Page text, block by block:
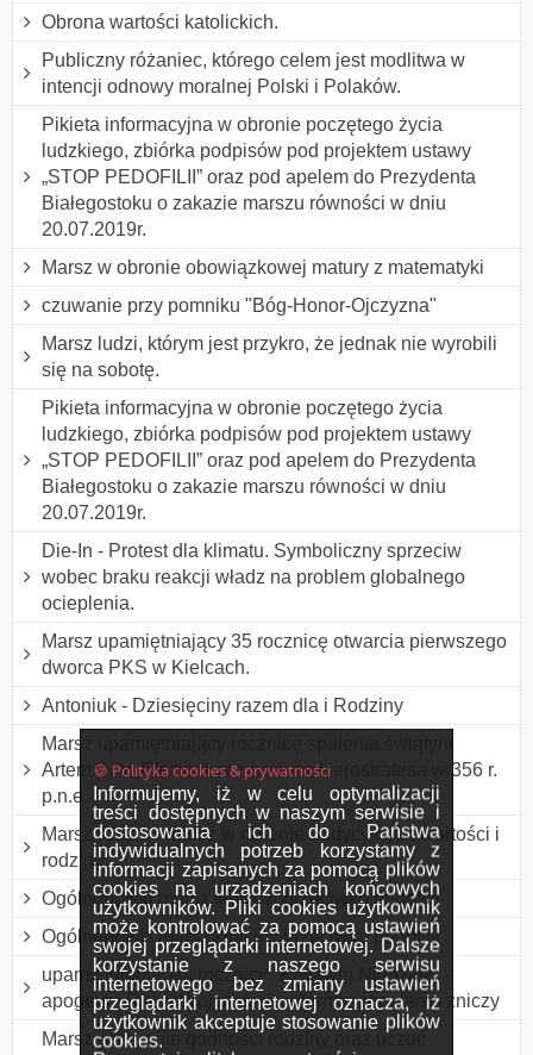
🍪 Polityka cookies & prywatności
Informujemy, iż w celu optymalizacji
treści dostępnych w naszym serwisie i
dostosowania ich do Państwa
indywidualnych potrzeb korzystamy z
informacji zapisanych za pomocą plików
cookies na urządzeniach końcowych
użytkowników. Pliki cookies użytkownik
może kontrolować za pomocą ustawień
swojej przeglądarki internetowej. Dalsze
korzystanie z naszego serwisu
internetowego bez zmiany ustawień
przeglądarki internetowej oznacza, iż
użytkownik akceptuje stosowanie plików
cookies.
Obrona wartości katolickich.
Publiczny różaniec, którego celem jest modlitwa w
intencji odnowy moralnej Polski i Polaków.
Pikieta informacyjna w obronie poczętego życia
ludzkiego, zbiórka podpisów pod projektem ustawy
„STOP PEDOFILII” oraz pod apelem do Prezydenta
Białegostoku o zakazie marszu równości w dniu
20.07.2019r.
Marsz w obronie obowiązkowej matury z matematyki
czuwanie przy pomniku "Bóg-Honor-Ojczyzna"
Marsz ludzi, którym jest przykro, że jednak nie wyrobili
się na sobotę.
Pikieta informacyjna w obronie poczętego życia
ludzkiego, zbiórka podpisów pod projektem ustawy
„STOP PEDOFILII” oraz pod apelem do Prezydenta
Białegostoku o zakazie marszu równości w dniu
20.07.2019r.
Die-In - Protest dla klimatu. Symboliczny sprzeciw
wobec braku reakcji władz na problem globalnego
ocieplenia.
Marsz upamiętniający 35 rocznicę otwarcia pierwszego
dworca PKS w Kielcach.
Antoniuk - Dziesięciny razem dla i Rodziny
Marsz upamiętniający rocznicę spalenia świątyni
Artemidy w Efezie przez szewca Herostratesa w 356 r.
p.n.e.
Marsz rodzin - marsz w obronie tradycyjnych wartości i
rodziny
Ogólnopolski marsz kibiców przeciwko pedofilii
Ogólnopolski marsz kibiców przeciwko pedofilii
upamiętnienie 76. rocznicy "Krwawej Niedzieli" -
apogeum Rzezi Wołyńskiej, w formie zapalenia zniczy
Marsz w obronie godności rodziny oraz uczuć